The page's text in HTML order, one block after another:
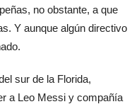
no obstante, a que
Y aunque algún directivo
sur de la Florida,
a Leo Messi y compañía